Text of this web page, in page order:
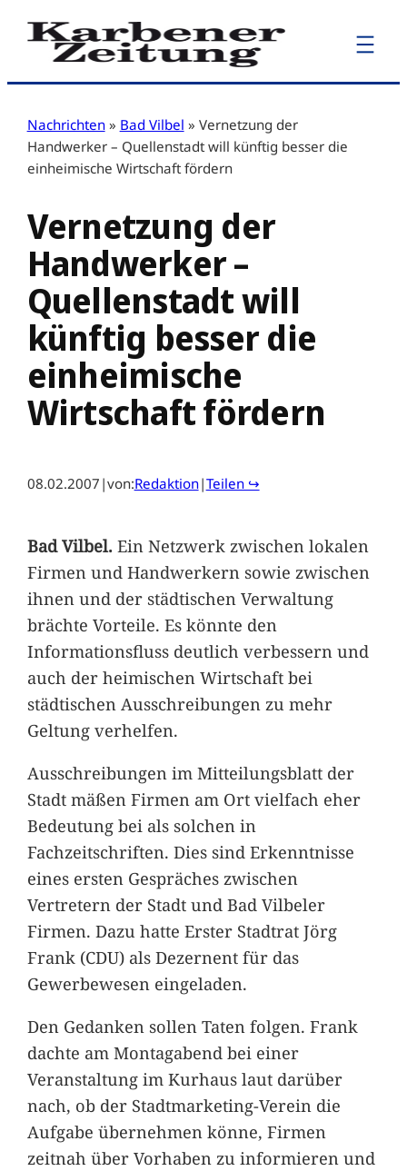
Zum
Inhalt
Nachrichten » Bad Vilbel » Vernetzung der
Handwerker – Quellenstadt will künftig besser die
einheimische Wirtschaft fördern
Vernetzung der
Handwerker –
Quellenstadt will
künftig besser die
einheimische
Wirtschaft fördern
08.02.2007 |von:Redaktion|Teilen ↪
Bad Vilbel.Ein Netzwerk zwischen lokalen
Firmen und Handwerkern sowie zwischen
ihnen und der städtischen Verwaltung
brächte Vorteile. Es könnte den
Informationsfluss deutlich verbessern und
auch der heimischen Wirtschaft bei
städtischen Ausschreibungen zu mehr
Geltung verhelfen.
Ausschreibungen im Mitteilungsblatt der
Stadt mäßen Firmen am Ort vielfach eher
Bedeutung bei als solchen in
Fachzeitschriften. Dies sind Erkenntnisse
eines ersten Gespräches zwischen
Vertretern der Stadt und Bad Vilbeler
Firmen. Dazu hatte Erster Stadtrat Jörg
Frank (CDU) als Dezernent für das
Gewerbewesen eingeladen.
Den Gedanken sollen Taten folgen. Frank
dachte am Montagabend bei einer
Veranstaltung im Kurhaus laut darüber
nach, ob der Stadtmarketing-Verein die
Aufgabe übernehmen könne, Firmen
zeitnah über Vorhaben zu informieren und